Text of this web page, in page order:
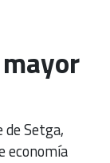
Setga,
economía